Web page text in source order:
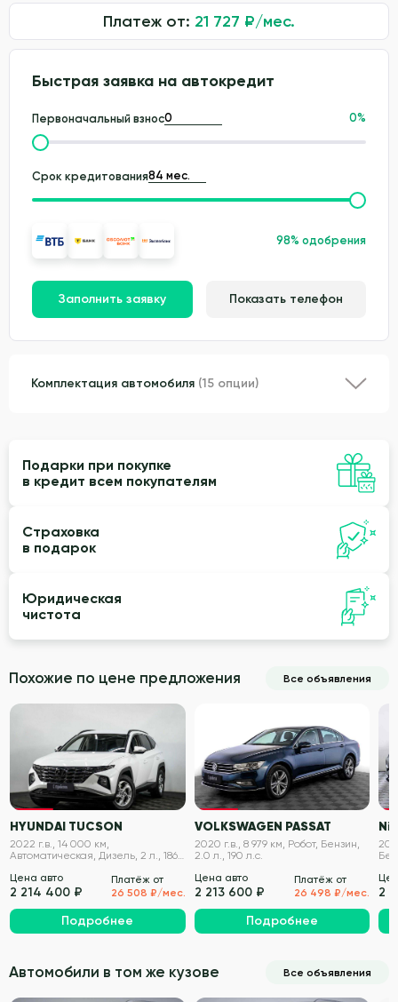
Платеж от: 21 727 ₽/мес.
Быстрая заявка на автокредит
Первоначальный взнос 0%
Срок кредитования
98% одобрения
Заполнить заявку Показать телефон
Комплектация автомобиля (15 опции)
Подарки при покупке
в кредит всем покупателям
Страховка
в подарок
Юридическая
чистота
Похожие по цене предложения Все объявления
VIN проверен
HYUNDAI TUCSON
2022 г.в., 14 000 км,
Автоматическая, Дизель, 2 л., 186
Цена авто
2 214 400 ₽
Платёж от
26 508 ₽/мес.
Подробнее
VIN проверен
VOLKSWAGEN PASSAT
2020 г.в., 8 979 км, Робот, Бензин,
2.0 л., 190 л.с.
Цена авто
2 213 600 ₽
Платёж от
26 498 ₽/мес.
Подробнее
2
Автомобили в том же кузове Все объявления